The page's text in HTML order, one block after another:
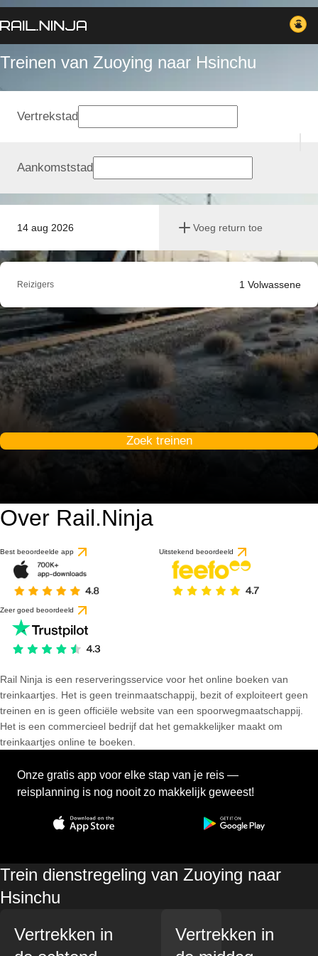
Treinen van Zuoying naar Hsinchu
14 aug 2026 Voeg return toe
Vertrekstad
Aankomststad
Reizigers 1 Volwassene
Zoek treinen
Over Rail.Ninja
Best beoordeelde app Uitstekend beoordeeld
Zeer goed beoordeeld
Rail Ninja is een reserveringsservice voor het online boeken van
treinkaartjes. Het is geen treinmaatschappij, bezit of exploiteert geen
treinen en is geen officiële website van een spoorwegmaatschappij.
Het is een commercieel bedrijf dat het gemakkelijker maakt om
treinkaartjes online te boeken.
Onze gratis app voor elke stap van je reis —
reisplanning is nog nooit zo makkelijk geweest!
Trein dienstregeling van Zuoying naar
Hsinchu
Vertrekken in
Vertrekken in